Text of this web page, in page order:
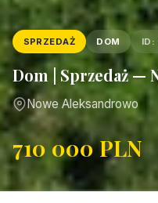
SPRZEDAŻ DOM ID:
Dom | Sprzedaż —
Nowe Aleksandrowo
710 000 PLN